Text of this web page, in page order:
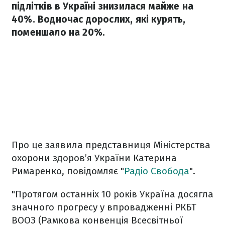
підлітків в Україні знизилася майже на
40%. Водночас дорослих, які курять,
поменшало на 20%.
Про це заявила представниця Міністерства
охорони здоров’я України Катерина
Римаренко, повідомляє "Радіо Свобода".
"Протягом останніх 10 років Україна досягла
значного прогресу у впровадженні РКБТ
ВООЗ (Рамкова конвенція Всесвітньої